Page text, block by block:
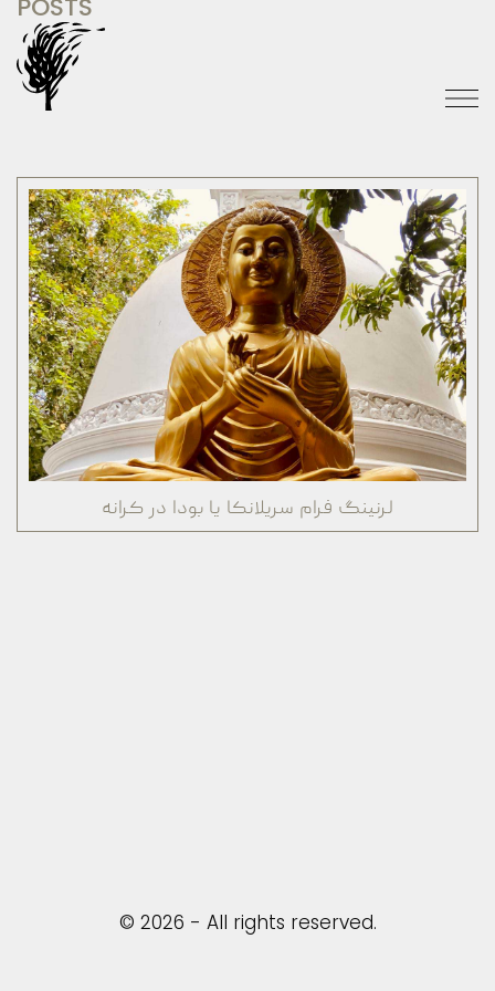
POSTS
لرنینگ فرام سریلانکا یا بودا در کرانه
© 2026 - All rights reserved.